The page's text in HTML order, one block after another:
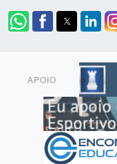
APOIO